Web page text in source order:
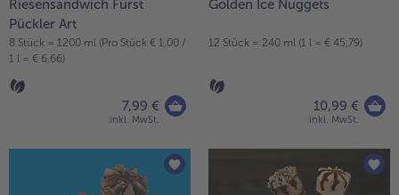
Riesensandwich Fürst
Pückler Art
8 Stück = 1200 ml (Pro Stück € 1,00 /
1 l = € 6,66)
7,99 €
inkl. MwSt.
Golden Ice Nuggets
12 Stück = 240 ml (1 l = € 45,79)
10,99 €
inkl. MwSt.